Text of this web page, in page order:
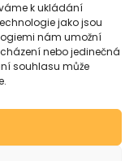
k ukládání
jako jsou
nám umožní
nebo jedinečná
souhlasu může